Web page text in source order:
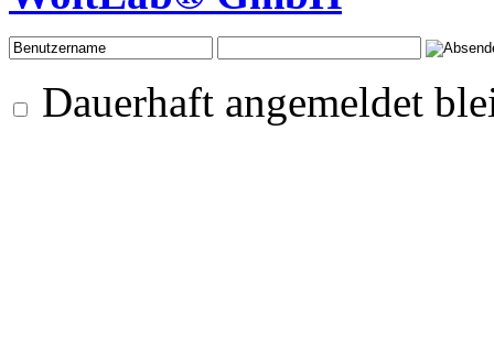
Dauerhaft angemeldet